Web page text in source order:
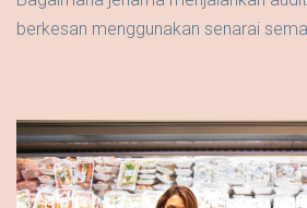
berkesan menggunakan senarai